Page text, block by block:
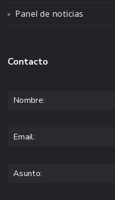
Panel de noticias
Contacto